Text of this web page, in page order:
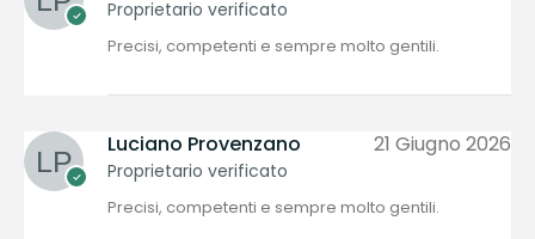
Proprietario verificato
Precisi, competenti e sempre molto gentili.
Luciano Provenzano
Proprietario verificato
21 Giugno 2026
Precisi, competenti e sempre molto gentili.